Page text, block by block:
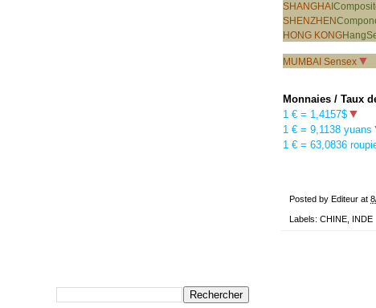
SHANGHAI
SHENZHEN
HONG KONG
MUMBAI Sensex ▼
Monnaies / Taux
1 € = 1,4157$ ▼
1 € = 9,1138 yuans
1 € = 63,0836
Posted by Editeur at
Labels: CHINE INDE